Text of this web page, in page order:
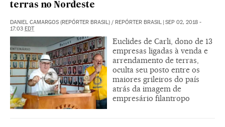
terras no Nordeste
DANIEL CAMARGOS (REPÓRTER BRASIL) / REPÓRTER BRASIL | SEP 02, 2018 -
17:03 EDT
Euclides de Carli, dono de 13
empresas ligadas à venda e
arrendamento de terras,
oculta seu posto entre os
maiores grileiros do país
atrás da imagem de
empresário filantropo